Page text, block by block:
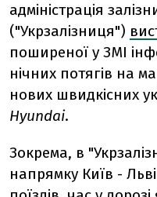
адміністрація
("Укрзалізниця")
поширеної у ЗМІ
нічних потягів на
нових швидкісних
Hyundai.
Зокрема, в
напрямку Київ -